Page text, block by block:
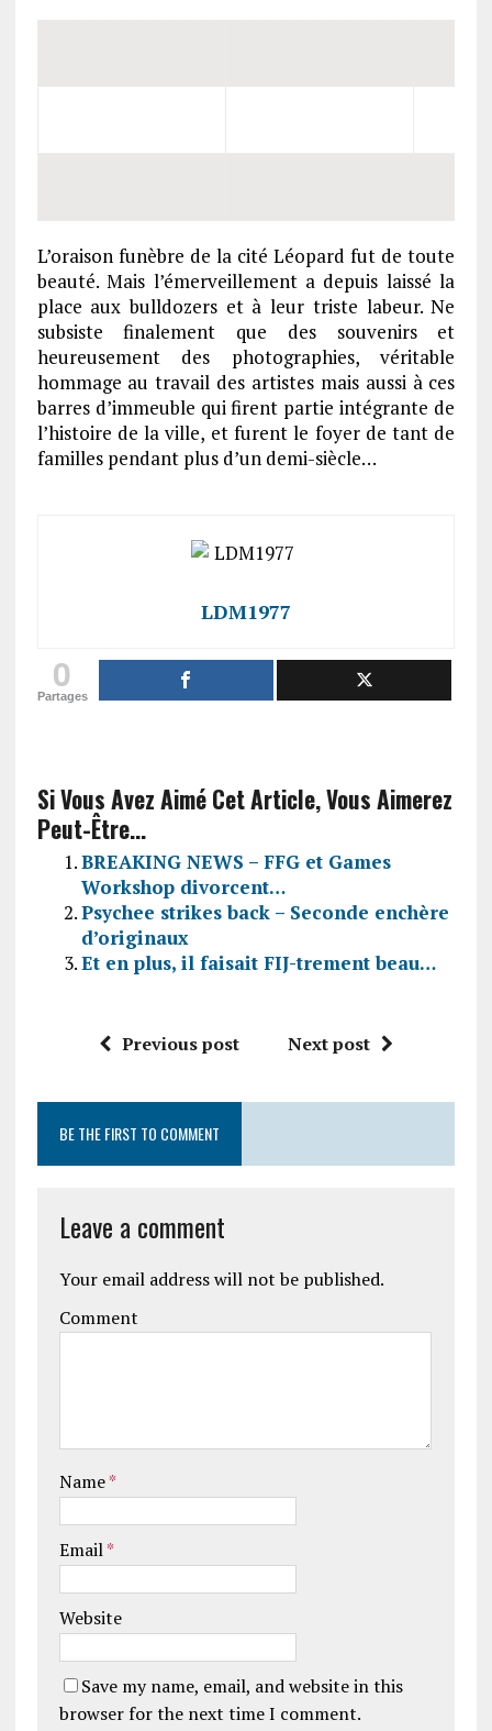
L’oraison funèbre de la cité Léopard fut de toute
beauté. Mais l’émerveillement a depuis laissé la
place aux bulldozers et à leur triste labeur. Ne
subsiste finalement que des souvenirs et
heureusement des photographies, véritable
hommage au travail des artistes mais aussi à ces
barres d’immeuble qui firent partie intégrante de
l’histoire de la ville, et furent le foyer de tant de
familles pendant plus d’un demi-siècle…
LDM1977
0
Partages
Si Vous Avez Aimé Cet Article, Vous Aimerez
Peut-Être...
BREAKING NEWS – FFG et Games
Workshop divorcent…
Psychee strikes back – Seconde enchère
d’originaux
Et en plus, il faisait FIJ-trement beau…
Previous post Next post
BE THE FIRST TO COMMENT
Leave a comment
Your email address will not be published.
Comment
Name*
Email*
Website
Save my name, email, and website in this
browser for the next time I comment.